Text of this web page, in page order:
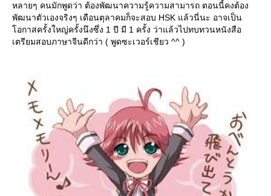
หลายๆ คนมักพูดว่า ต้องพัฒนาความรู้ความสามารถ ตอนนี้คงต้อง
พัฒนาตัวเองจริงๆ เดือนตุลาคมก็จะสอบ HSK แล้วนี่นะ อาจเป็น
อกาสครั้งใหญ่ครั้งนึงซึ่ง 1 ปี มี 1 ครั้ง ว่าแล้วไปทบทวนหนังสือ
เตรียมสอบภาษาจีนดีกว่า ( พูดซะเวอร์เชียว ^^ )